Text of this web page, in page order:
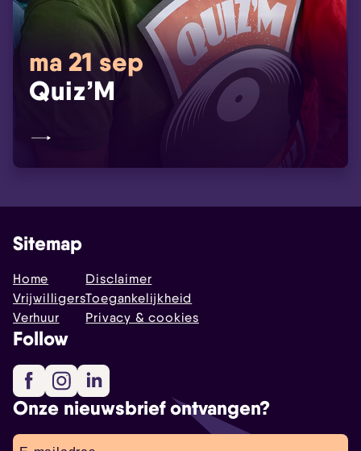
ma 21 sep
Quiz’M
Sitemap
Home
Vrijwilligers
Verhuur
Disclaimer
Toegankelijkheid
Privacy & cookies
Follow
FacebookInstagram
Onze nieuwsbrief ontvangen?